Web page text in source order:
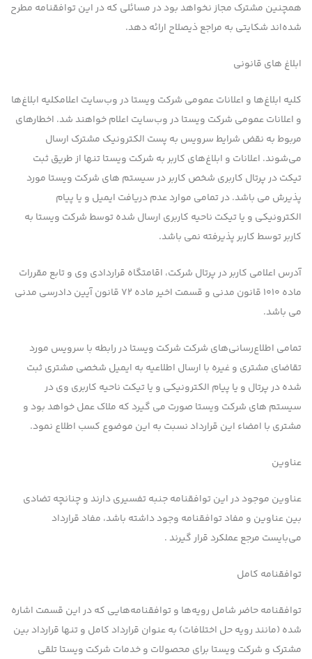
همچنین مشترك مجاز نخواهد بود در مسائلی كه در این توافقنامه مطرح
شده‌اند شكایتی به مراجع ذیصلاح ارائه دهد.
ابلاغ های قانونی
كلیه ابلاغ‌ها و اعلانات عمومی شرکت ویستا در وب‌سایت اعلامكلیه ابلاغ‌ها
و اعلانات عمومی شرکت ویستا در وب‌سایت اعلام خواهند شد. اخطارهای
مربوط به نقض شرایط سرویس به پست الكترونیك مشترك ارسال
می‌شوند. اعلانات و ابلاغ‌های کاربر به شرکت ویستا تنها از طریق ثبت
تیکت در پرتال کاربری شخص کاربر در سیستم های شرکت ویستا مورد
پذیرش می باشد. در تمامی موارد عدم دریافت ایمیل و یا پیام
الکترونیکی و یا تیکت ناحیه کاربری ارسال شده توسط شرکت ویستا به
کاربر توسط کاربر پذیرفته نمی باشد.
آدرس اعلامی کاربر در پرتال شرکت، اقامتگاه قراردادی وی و تابع مقررات
ماده ۱۰۱۰ قانون مدنی و قسمت اخیر ماده ۷۲ قانون آیین دادرسی مدنی
می باشد.
تمامی اطلاع‌رسانی‌های شرکت شرکت ویستا در رابطه با سرویس مورد
تقاضای مشتری و غیره با ارسال اطلاعیه به ایمیل شخصی مشتری ثبت
شده در پرتال و یا پیام الکترونیکی و یا تیکت ناحیه کاربری وی در
سیستم های شرکت ویستا صورت می گیرد که ملاک عمل خواهد بود و
مشتری با امضاء این قرارداد نسبت به این موضوع کسب اطلاع نمود.
عناوین
عناوین موجود در این توافقنامه جنبه تفسیری دارند و چنانچه تضادی
بین عناوین و مفاد توافقنامه وجود داشته باشد، مفاد قرارداد
می‌بایست مرجع عملكرد قرار گیرند .
توافقنامه كامل
توافقنامه حاضر شامل رویه‌ها و توافقنامه‌هایی كه در این قسمت اشاره
شده (مانند رویه حل اختلافات) به عنوان قرارداد كامل و تنها قرارداد بین
مشترك و شرکت ویستا برای محصولات و خدمات شرکت ویستا تلقی